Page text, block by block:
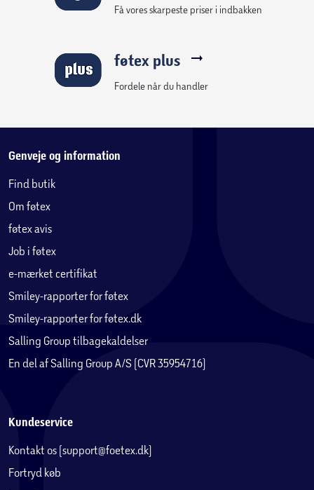
for Super Mario fansFå vores skarpeste priser i indbakken
føtex plus
Fordele når du handler
Genveje og information
Find butik
Om føtex
føtex avis
Job i føtex
e-mærket certifikat
Smiley-rapporter for føtex
Smiley-rapporter for føtex.dk
Salling Group tilbagekaldelser
En del af Salling Group A/S (CVR 35954716)
Kundeservice
Kontakt os (support@foetex.dk)
Fortryd køb